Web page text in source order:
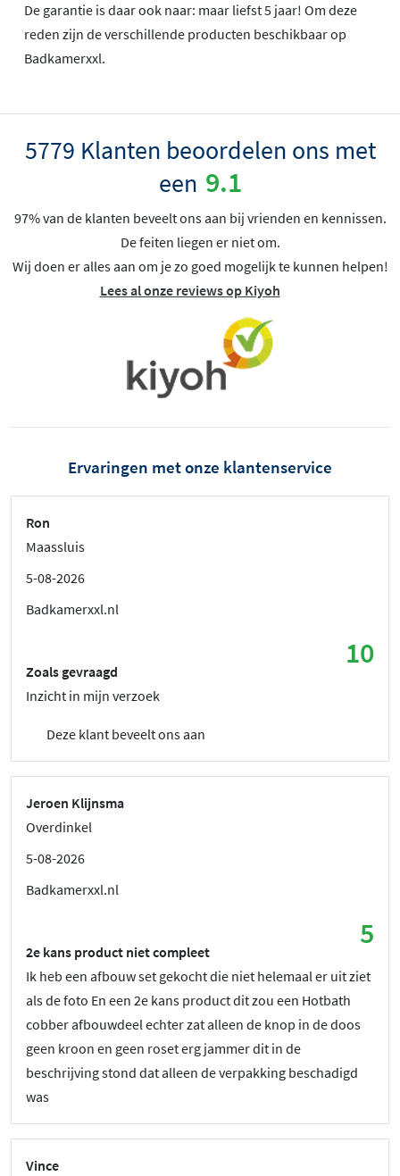
De garantie is daar ook naar: maar liefst 5 jaar! Om deze
reden zijn de verschillende producten beschikbaar op
Badkamerxxl.
5779 Klanten beoordelen ons met
een 9.1
97% van de klanten beveelt ons aan bij vrienden en kennissen.
De feiten liegen er niet om.
Wij doen er alles aan om je zo goed mogelijk te kunnen helpen!
Lees al onze reviews op Kiyoh
Ervaringen met onze klantenservice
Ron
Maassluis
5-08-2026
Badkamerxxl.nl
10
Zoals gevraagd
Inzicht in mijn verzoek
Deze klant beveelt ons aan
Jeroen Klijnsma
Overdinkel
5-08-2026
Badkamerxxl.nl
5
2e kans product niet compleet
Ik heb een afbouw set gekocht die niet helemaal er uit ziet
als de foto En een 2e kans product dit zou een Hotbath
cobber afbouwdeel echter zat alleen de knop in de doos
geen kroon en geen roset erg jammer dit in de
beschrijving stond dat alleen de verpakking beschadigd
was
Vince